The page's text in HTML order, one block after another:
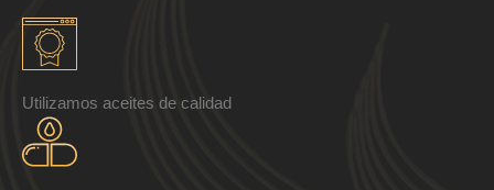
Utilizamos aceites de calidad